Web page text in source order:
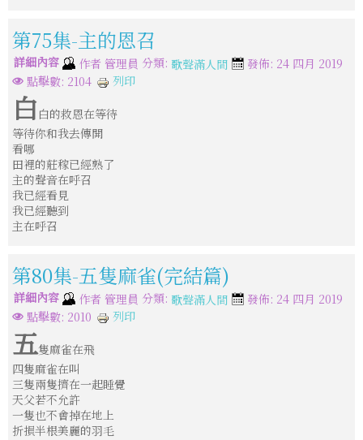
第75集-主的恩召
詳細內容 作者 管理員 分類: 歌聲滿人間
發佈: 24 四月 2019
點擊數: 2104
列印
白 白的救恩在等待
等待你和我去傳開
看哪
田裡的莊稼已經熟了
主的聲音在呼召
我已經看見
我已經聽到
主在呼召
第80集-五隻麻雀(完結篇)
詳細內容 作者 管理員 分類: 歌聲滿人間
發佈: 24 四月 2019
點擊數: 2010
列印
五隻麻雀在飛
四隻麻雀在叫
三隻兩隻擠在一起睡覺
天父若不允許
一隻也不會掉在地上
折損半根美麗的羽毛